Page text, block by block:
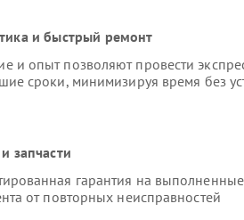
и быстрый ремонт
и опыт позволяют провести
сроки, минимизируя время без
запчасти
гарантия на
от повторных неисправностей